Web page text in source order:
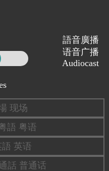
語音廣播
语音广播
Audiocast
现场
語 粤语
語 英语
話 普通话